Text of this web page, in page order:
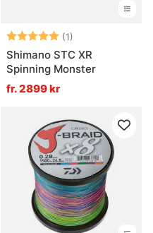
Betyg: (1)
Shimano STC XR
Spinning Monster
fr. 2899 kr